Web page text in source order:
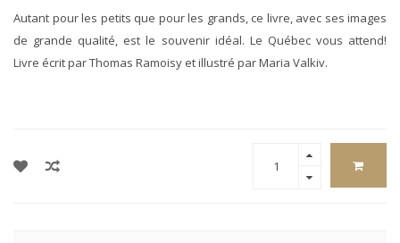
Autant pour les petits que pour les grands, ce livre, avec ses images
de grande qualité, est le souvenir idéal. Le Québec vous attend!
Livre écrit par Thomas Ramoisy et illustré par Maria Valkiv.